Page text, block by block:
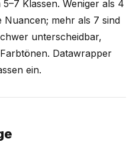
Klassen. Weniger als 4
Nuancen; mehr als 7 sind
unterscheidbar,
Datawrapper
ein.